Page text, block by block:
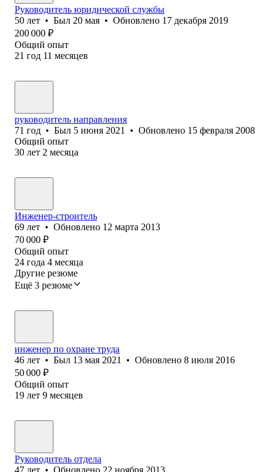
Руководитель юридической службы
50 лет • Был 20 мая • Обновлено 17 декабря 2019
200 000 ₽
Общий опыт
21 год 11 месяцев
руководитель направления
71 год • Был 5 июня 2021 • Обновлено 15 февраля 2008
Общий опыт
30 лет 2 месяца
Инженер-строитель
69 лет • Обновлено 12 марта 2013
70 000 ₽
Общий опыт
24 года 4 месяца
Другие резюме
Ещё 3 резюме
инженер по охране труда
46 лет • Был 13 мая 2021 • Обновлено 8 июля 2016
50 000 ₽
Общий опыт
19 лет 9 месяцев
Руководитель отдела
47 лет • Обновлено 22 ноября 2013